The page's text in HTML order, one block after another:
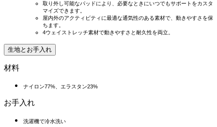
取り外し可能なパッドにより、必要なときにいつでもサポートをカスタ
マイズできます。
屋内外のアクティビティに最適な通気性のある素材で、動きやすさを保
ちます。
4ウェイストレッチ素材で動きやすさと耐久性を両立。
生地とお手入れ
材料
ナイロン77%、エラスタン23%
お手入れ
洗濯機で冷水洗い